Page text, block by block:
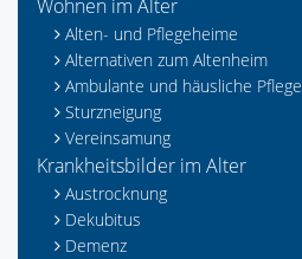
Wohnen im Alter
Alten- und Pflegeheime
Alternativen zum Altenheim
Ambulante und häusliche Pflege
Sturzneigung
Vereinsamung
Krankheitsbilder im Alter
Austrocknung
Dekubitus
Demenz